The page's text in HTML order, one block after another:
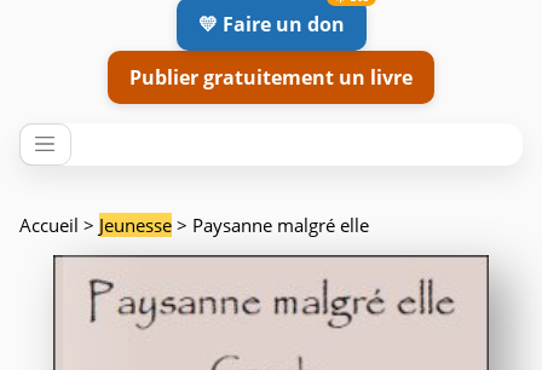
💛 Faire un don
Publier gratuitement un livre
Accueil > Jeunesse > Paysanne malgré elle